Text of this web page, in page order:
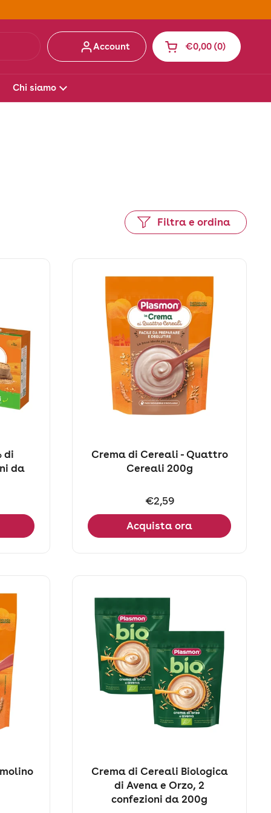
Account Apri carrello
Carrello Totale:
€0,00 0
prodotti nel
Chi siamo
Filtra e ordina
di
da
Crema di Cereali - Quattro
Cereali 200g
Prezzo:
€2,59
Acquista ora
Crema di Cereali Biologica
di Avena e Orzo, 2
confezioni da 200g